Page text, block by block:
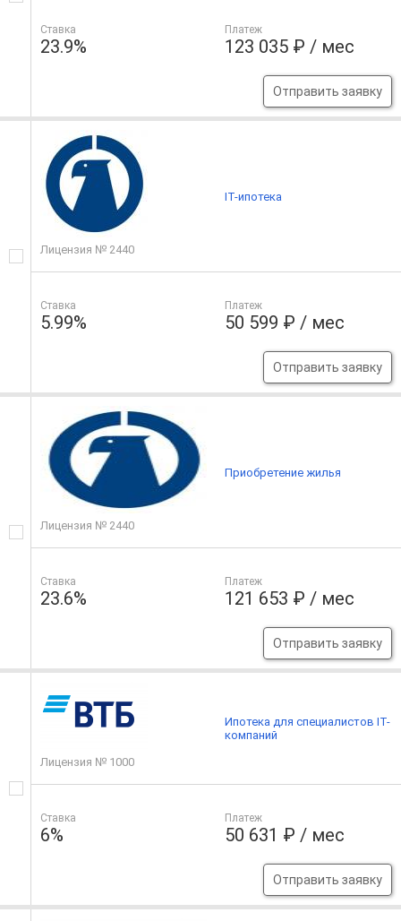
Ставка
23.9%
Платеж
123 035 ₽ / мес
Отправить заявку
Лицензия № 2440
Ставка
5.99%
Платеж
50 599 ₽ / мес
Отправить заявку
IT-ипотека
Лицензия № 2440
Ставка
23.6%
Платеж
121 653 ₽ / мес
Отправить заявку
Приобретение жилья
Лицензия № 1000
Ставка
6%
Платеж
50 631 ₽ / мес
Отправить заявку
Ипотека для специалистов IT-
компаний